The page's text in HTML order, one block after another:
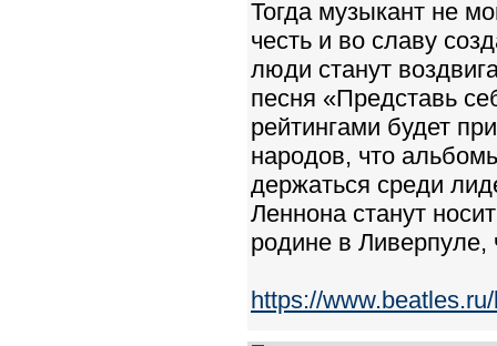
Тогда музыкант не
честь и во славу
люди станут
песня «Представь
рейтингами будет
народов, что
держаться среди
Леннона станут
родине в Ливерпуле,
https://